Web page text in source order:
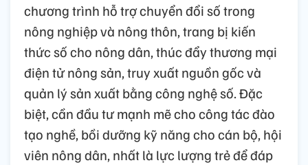
chương trình hỗ trợ chuyển đổi số trong
nông nghiệp và nông thôn, trang bị kiến
thức số cho nông dân, thúc đẩy thương mại
điện tử nông sản, truy xuất nguồn gốc và
quản lý sản xuất bằng công nghệ số. Đặc
biệt, cần đầu tư mạnh mẽ cho công tác đào
tạo nghề, bồi dưỡng kỹ năng cho cán bộ, hội
viên nông dân, nhất là lực lượng trẻ để đáp